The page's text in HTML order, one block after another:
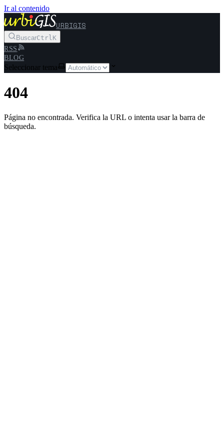
Ir al contenido
URBIGIS
BuscarCtrlK
RSS
BLOG
Seleccionar tema
404
Página no encontrada. Verifica la URL o intenta usar la barra de
búsqueda.